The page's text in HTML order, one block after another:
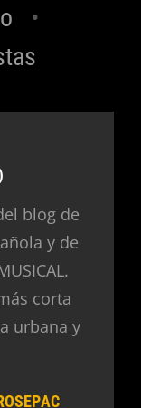
blog de
y de
corta
urbana y